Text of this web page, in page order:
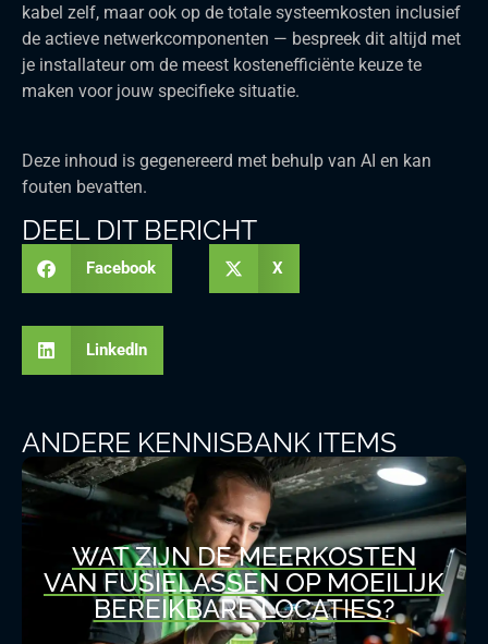
kabel zelf, maar ook op de totale systeemkosten inclusief
de actieve netwerkcomponenten — bespreek dit altijd met
je installateur om de meest kostenefficiënte keuze te
maken voor jouw specifieke situatie.
Deze inhoud is gegenereerd met behulp van AI en kan
fouten bevatten.
DEEL DIT BERICHT
Facebook X
LinkedIn
ANDERE KENNISBANK ITEMS
WAT ZIJN DE MEERKOSTEN
VAN FUSIELASSEN OP MOEILIJK
BEREIKBARE LOCATIES?